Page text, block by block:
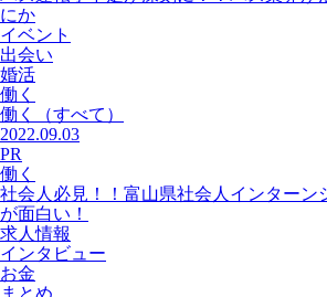
にか
イベント
出会い
婚活
働く
働く
（すべて）
2022.09.03
PR
働く
社会人必見！！富山県社会人インターン
が面白い！
求人情報
インタビュー
お金
まとめ